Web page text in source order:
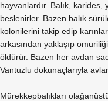
hayvanlardır. Balık,
beslenirler. Bazen balık
kolonilerini takip edip
arkasından yaklaşıp
öldürür. Bazen her avdan
Vantuzlu dokunaçlarıyla
Mürekkepbalıkları